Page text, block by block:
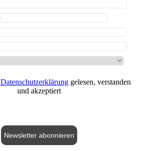
Datenschutzerklärunggelesen, verstanden
und akzeptiert
Newsletter abonnieren